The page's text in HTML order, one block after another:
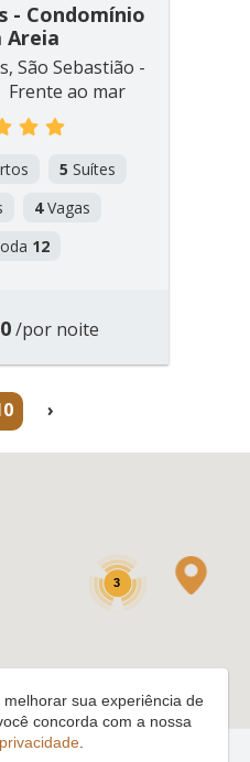
- Condomínio
Areia
São Sebastião -
Frente ao mar
5 Suítes
4Vagas
12
/por noite
(current)
›
3
sua experiência de
concorda com a nossa